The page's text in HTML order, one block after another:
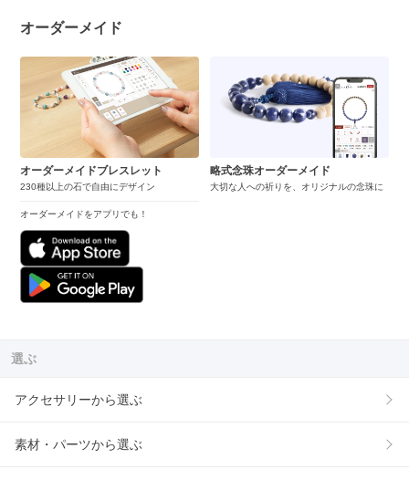
オーダーメイド
オーダーメイドブレスレット
230種以上の石で自由にデザイン
オーダーメイドをアプリでも！
略式念珠オーダーメイド
大切な人への祈りを、オリジナルの念珠に
選ぶ
アクセサリーから選ぶ
素材・パーツから選ぶ